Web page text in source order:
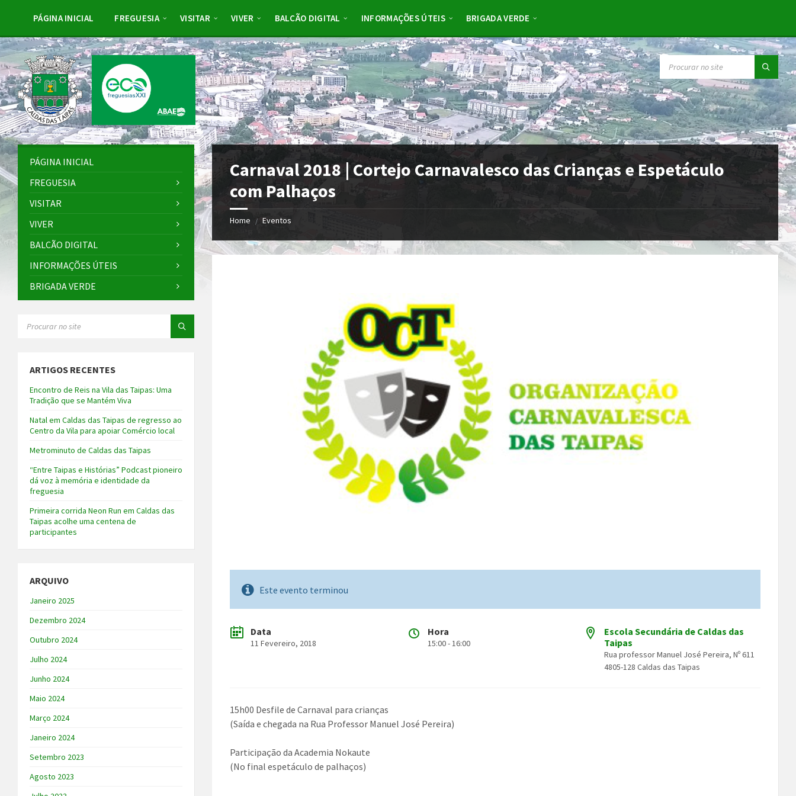
sidebar
PÁGINA INICIAL FREGUESIA VISITAR VIVER BALCÃO DIGITAL INFORMAÇÕES ÚTEIS BRIGADA VERDE
SEARCH:
Carnaval 2018 | Cortejo Carnavalesco das Crianças e Espetáculo
com Palhaços
Home / Eventos
Este evento terminou
Data
11 Fevereiro, 2018
Hora
15:00 - 16:00
Escola Secundária de Caldas das
Taipas
Rua professor Manuel José Pereira, Nº 611
4805-128 Caldas das Taipas
15h00 Desfile de Carnaval para crianças
(Saída e chegada na Rua Professor Manuel José Pereira)
Participação da Academia Nokaute
(No final espetáculo de palhaços)
PÁGINA INICIAL
FREGUESIA
VISITAR
VIVER
BALCÃO DIGITAL
INFORMAÇÕES ÚTEIS
BRIGADA VERDE
ARTIGOS RECENTES
Encontro de Reis na Vila das Taipas: Uma
Tradição que se Mantém Viva
Natal em Caldas das Taipas de regresso ao
Centro da Vila para apoiar Comércio local
Metrominuto de Caldas das Taipas
“Entre Taipas e Histórias” Podcast pioneiro
dá voz à memória e identidade da
freguesia
Primeira corrida Neon Run em Caldas das
Taipas acolhe uma centena de
participantes
ARQUIVO
Janeiro 2025
Dezembro 2024
Outubro 2024
Julho 2024
Junho 2024
Maio 2024
Março 2024
Janeiro 2024
Setembro 2023
Agosto 2023